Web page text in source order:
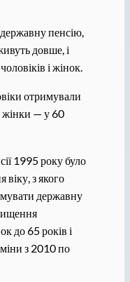
пенсію,
довше, і
і жінок.
отримували
жінки — у 60
1995 року було
віку, з якого
державну
до 65 років і
з 2010 по